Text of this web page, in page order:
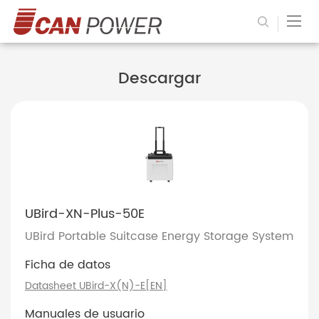
Descargar
UBird-XN-Plus-50E
UBird Portable Suitcase Energy Storage System
Ficha de datos
Datasheet UBird-X(N)-E[EN]
Manuales de usuario